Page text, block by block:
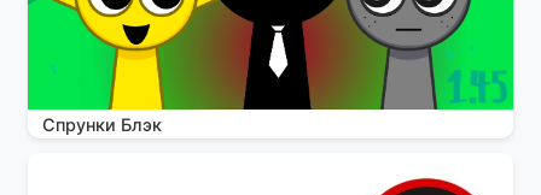
Спрунки Блэк